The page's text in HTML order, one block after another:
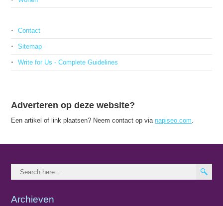
Contact
Sitemap
Write for Us - Complete Guidelines
Adverteren op deze website?
Een artikel of link plaatsen? Neem contact op vianapiseo.com.
Archieven